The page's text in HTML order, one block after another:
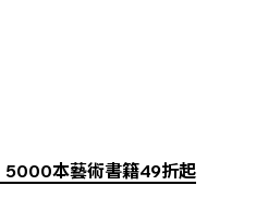
5000本藝術書籍49折起